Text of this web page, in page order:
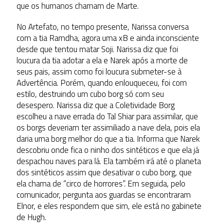
que os humanos chamam de Marte.
No Artefato, no tempo presente, Narissa conversa
com a tia Ramdha, agora uma xB e ainda inconsciente
desde que tentou matar Soji. Narissa diz que foi
loucura da tia adotar a ela e Narek após a morte de
seus pais, assim como foi loucura submeter-se à
Advertência. Porém, quando enlouqueceu, foi com
estilo, destruindo um cubo borg só com seu
desespero. Narissa diz que a Coletividade Borg
escolheu a nave errada do Tal Shiar para assimilar, que
os borgs deveriam ter assimiliado a nave dela, pois ela
daria uma borg melhor do que a tia. Informa que Narek
descobriu onde fica o ninho dos sintéticos e que ela já
despachou naves para lá. Ela também irá até o planeta
dos sintéticos assim que desativar o cubo borg, que
ela chama de “circo de horrores”. Em seguida, pelo
comunicador, pergunta aos guardas se encontraram
Elnor, e eles respondem que sim, ele está no gabinete
de Hugh.